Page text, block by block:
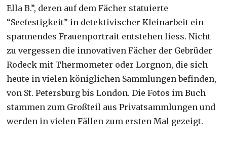
Ella B.”, deren auf dem Fächer statuierte
“Seefestigkeit” in detektivischer Kleinarbeit ein
spannendes Frauenportrait entstehen liess. Nicht
zu vergessen die innovativen Fächer der Gebrüder
Rodeck mit Thermometer oder Lorgnon, die sich
heute in vielen königlichen Sammlungen befinden,
von St. Petersburg bis London. Die Fotos im Buch
stammen zum Großteil aus Privatsammlungen und
werden in vielen Fällen zum ersten Mal gezeigt.